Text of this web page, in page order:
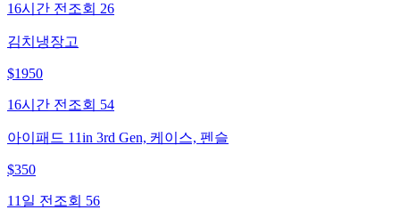
16시간 전 조회 26
김치냉장고
$1950
16시간 전 조회 54
아이패드 11in 3rd Gen, 케이스, 펜슬
$350
11일 전 조회 56